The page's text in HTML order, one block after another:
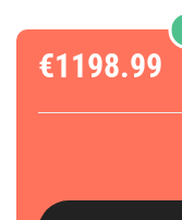
€1198.99